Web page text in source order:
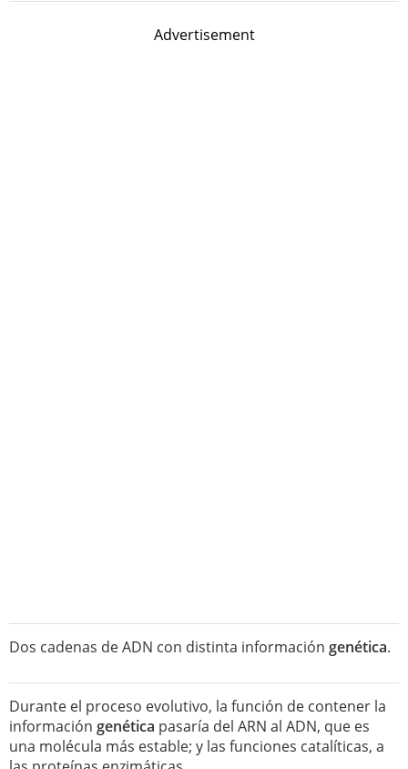
Advertisement
Dos cadenas de ADN con distinta información genética.
Durante el proceso evolutivo, la función de contener la
información genética pasaría del ARN al ADN, que es
una molécula más estable; y las funciones catalíticas, a